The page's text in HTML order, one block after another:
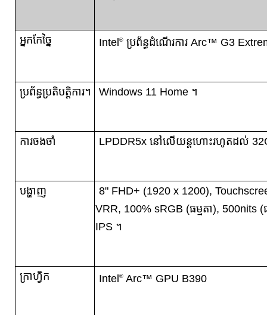
អ្នកកែច្នៃ Intel ®ប្រព័ន្ធដំណើរការ Arc™ G3
ប្រព័ន្ធប្រតិបត្តិការ។ Windows 11 Home ។
ការចងចាំ LPDDR5x នៅលើយន្តហោះរហូតដល់
បង្ហាញ
8" FHD+ (1920 x 1200),
VRR, 100% sRGB (ធម្មតា), 500nits (ធ
IPS ។
ក្រាហ្វិក Intel ®Arc™ GPU B390